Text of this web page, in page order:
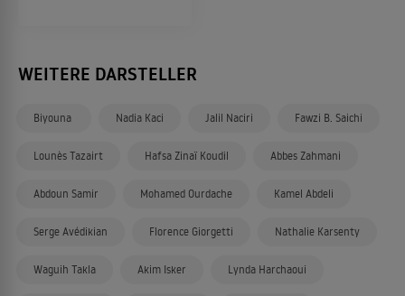
WEITERE DARSTELLER
Biyouna Nadia Kaci Jalil Naciri Fawzi B. Saichi
Lounès Tazairt Hafsa Zinaï Koudil Abbes Zahmani
Abdoun Samir Mohamed Ourdache Kamel Abdeli
Serge Avédikian Florence Giorgetti Nathalie Karsenty
Waguih Takla Akim Isker Lynda Harchaoui